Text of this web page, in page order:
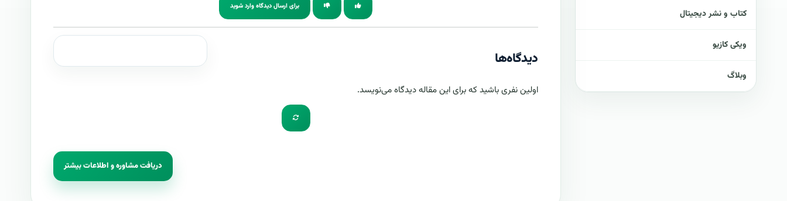
کتاب و نشر دیجیتال
ویکی کازیو
وبلاگ
برای ارسال دیدگاه وارد شوید
دیدگاه‌ها
اولین نفری باشید که برای این مقاله دیدگاه می‌نویسد.
دریافت مشاوره و اطلاعات بیشتر